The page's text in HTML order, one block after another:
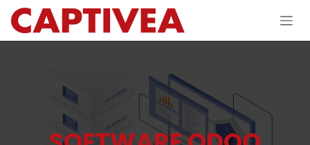
Ir al contenido